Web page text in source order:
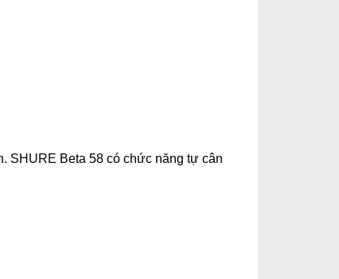
SHURE Beta 58 có chức năng tự cân